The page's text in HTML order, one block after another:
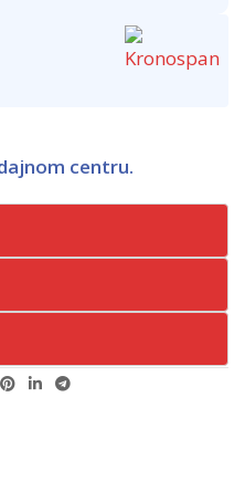
centru.